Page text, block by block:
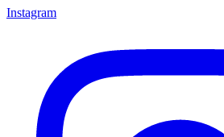
Instagram